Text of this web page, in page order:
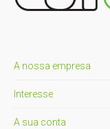
A nossa empresa
Interesse
A sua conta